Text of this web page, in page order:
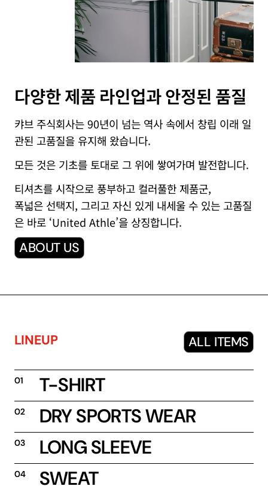
다양한제품 라인업과안정된 품질
캬브 주식회사는 90년이 넘는 역사 속에서 창립 이래 일
관된 고품질을 유지해 왔습니다.
모든 것은 기초를 토대로 그 위에 쌓여가며 발전합니다.
티셔츠를 시작으로 풍부하고 컬러풀한 제품군,
폭넓은 선택지, 그리고 자신 있게 내세울 수 있는 고품질
은 바로 ‘United Athle’을 상징합니다.
ABOUT US
LINEUP ALL ITEMS
01 T-SHIRT
02 DRY SPORTS WEAR
03 LONG SLEEVE
04 SWEAT